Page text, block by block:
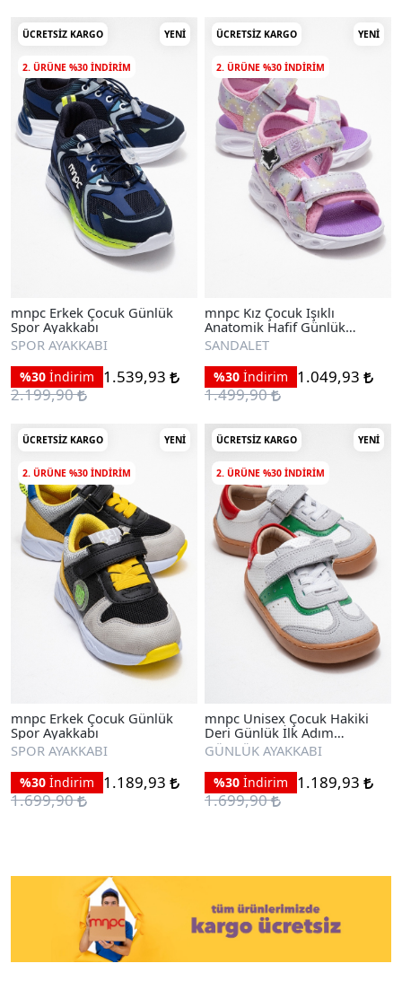
ÜCRETSIZ KARGO YENI
2. ÜRÜNE %30 INDIRIM
mnpc Erkek Çocuk Günlük
Spor Ayakkabı
SPOR AYAKKABI
%30 İndirim
1.539,93
2.199,90
ÜCRETSIZ KARGO YENI
2. ÜRÜNE %30 INDIRIM
mnpc Kız Çocuk Işıklı
Anatomik Hafif Günlük
Sandalet
SANDALET
%30 İndirim
1.049,93
1.499,90
ÜCRETSIZ KARGO YENI
2. ÜRÜNE %30 INDIRIM
mnpc Erkek Çocuk Günlük
Spor Ayakkabı
SPOR AYAKKABI
%30 İndirim
1.189,93
1.699,90
ÜCRETSIZ KARGO YENI
2. ÜRÜNE %30 INDIRIM
mnpc Unisex Çocuk Hakiki
Deri Günlük İlk Adım
Ayakkabı
GÜNLÜK AYAKKABI
%30 İndirim
1.189,93
1.699,90